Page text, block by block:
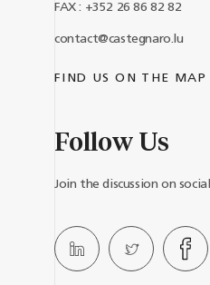
FAX : +352 26 86 82 82
contact@castegnaro.lu
FIND US ON THE MAP
Follow Us
Join the discussion on